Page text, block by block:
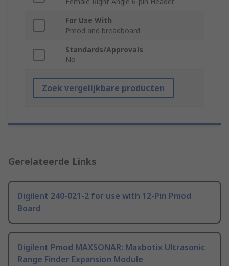
For Use With
Pmod and breadboard
Standards/Approvals
No
Zoek vergelijkbare producten
Gerelateerde Links
Digilent 240-021-2 for use with 12-Pin Pmod
Board
Digilent Pmod MAXSONAR: Maxbotix Ultrasonic
Range Finder Expansion Module